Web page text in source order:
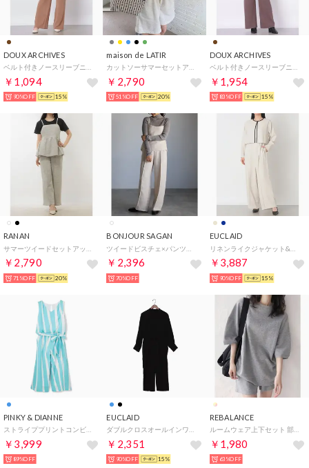
DOUX ARCHIVES
￥1,094
90%OFF 15%
maison de LATIR
￥2,790
51%OFF 20%
DOUX ARCHIVES
￥1,954
83%OFF 15%
RANAN
￥2,790
71%OFF 20%
BONJOUR SAGAN
￥2,396
70%OFF
EUCLAID
￥3,887
90%OFF 15%
PINKY & DIANNE
￥3,999
89%OFF
EUCLAID
￥2,351
90%OFF 15%
REBALANCE
ルームウェア上下セット 部屋着 セットアップ （B）
￥1,980
63%OFF